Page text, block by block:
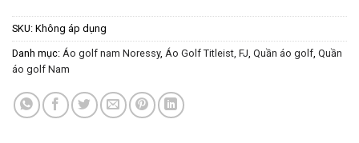
SKU: Không áp dụng
Danh mục: Áo golf nam Noressy, Áo Golf Titleist, FJ, Quần áo golf, Quần
áo golf Nam